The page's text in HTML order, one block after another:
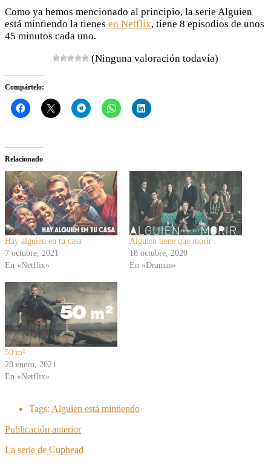
Como ya hemos mencionado al principio, la serie Alguien
está mintiendo la tienes en Netflix, tiene 8 episodios de unos
45 minutos cada uno.
(Ninguna valoración todavía)
Compártelo:
Relacionado
Hay alguien en tu casa
7 octubre, 2021
En «Netflix»
Alguien tiene que morir
18 octubre, 2020
En «Dramas»
50 m²
28 enero, 2021
En «Netflix»
Tags: Alguien está mintiendo
Publicación anterior
La serie de Cuphead